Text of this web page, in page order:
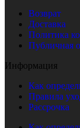
Возврат
Доставка
Политика
Публичная
Информация
Как
Правила
Рассрочка